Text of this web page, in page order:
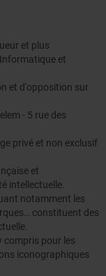
et plus
et
et d'opposition sur
- 5 rue des
privé et non exclusif
et
intellectuelle.
notamment les
constituent des
compris pour les
iconographiques